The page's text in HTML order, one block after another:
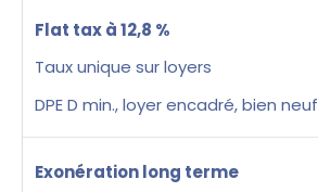
Flat tax à 12,8 %
Taux unique sur loyers
DPE D min., loyer encadré, bien neuf
Exonération long terme